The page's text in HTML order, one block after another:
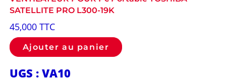
SATELLITE PRO L300-19K
45,000 TTC
Ajouter au panier
UGS : VA10